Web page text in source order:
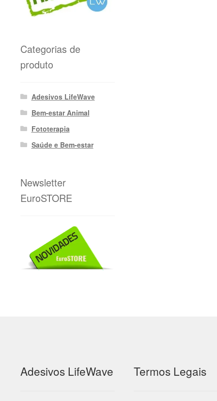
Categorias de
produto
Adesivos LifeWave
Bem-estar Animal
Fototerapia
Saúde e Bem-estar
Newsletter
EuroSTORE
Adesivos LifeWave Termos Legais